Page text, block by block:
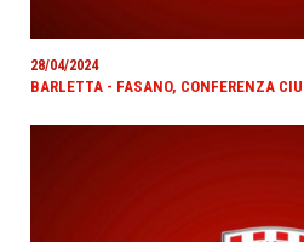
28/04/2024
BARLETTA - FASANO, CONFERENZA